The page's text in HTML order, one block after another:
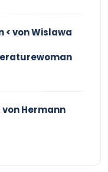
< von Wislawa
von Hermann